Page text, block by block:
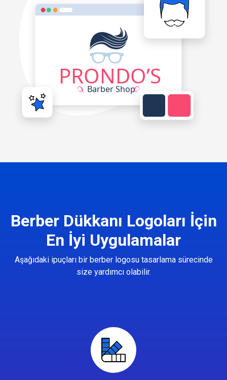
Berber Dükkanı Logoları İçin
En İyi Uygulamalar
Aşağıdaki ipuçları bir berber logosu tasarlama sürecinde
size yardımcı olabilir.